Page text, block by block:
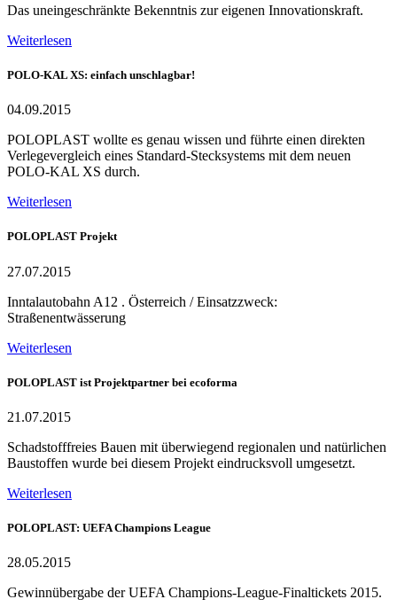
Das uneingeschränkte Bekenntnis zur eigenen Innovationskraft.
Weiterlesen
POLO-KAL XS: einfach unschlagbar!
04.09.2015
POLOPLAST wollte es genau wissen und führte einen direkten
Verlegevergleich eines Standard-Stecksystems mit dem neuen
POLO-KAL XS durch.
Weiterlesen
POLOPLAST Projekt
27.07.2015
Inntalautobahn A12 . Österreich / Einsatzzweck:
Straßenentwässerung
Weiterlesen
POLOPLAST ist Projektpartner bei ecoforma
21.07.2015
Schadstofffreies Bauen mit überwiegend regionalen und natürlichen
Baustoffen wurde bei diesem Projekt eindrucksvoll umgesetzt.
Weiterlesen
POLOPLAST: UEFA Champions League
28.05.2015
Gewinnübergabe der UEFA Champions-League-Finaltickets 2015.